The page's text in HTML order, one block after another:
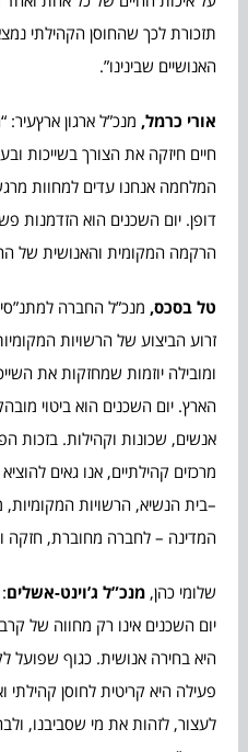
תזכורת לכך שהחוסן הקהילתי
האנושיים שבינינו”.
אורי כרמל, מנכ”ל ארגון
חיים חיזקה את הצורך בשייכות
המלחמה אנחנו עדים למחוות
דופן. יום השכנים הוא הזדמנות
הרקמה המקומית והאנושית של
טל בסכס, מנכ”ל החברה
זרוע הביצוע של הרשויות
ומובילה יוזמות שמחזקות את
הארץ. יום השכנים הוא ביטוי
מרכזים קהילתיים, אנו גאים
–בית הנשיא, הרשויות
המדינה – לחברה מחוברת, חזקה
שלומי כהן, מנכ”ל ג’וינט-אשלים
יום השכנים אינו רק מחווה של
היא בחירה אנושית. כגוף שפועל
פעילה היא קריטית לחוסן קהילתי
לעצור, לזהות את מי שסביבנו,